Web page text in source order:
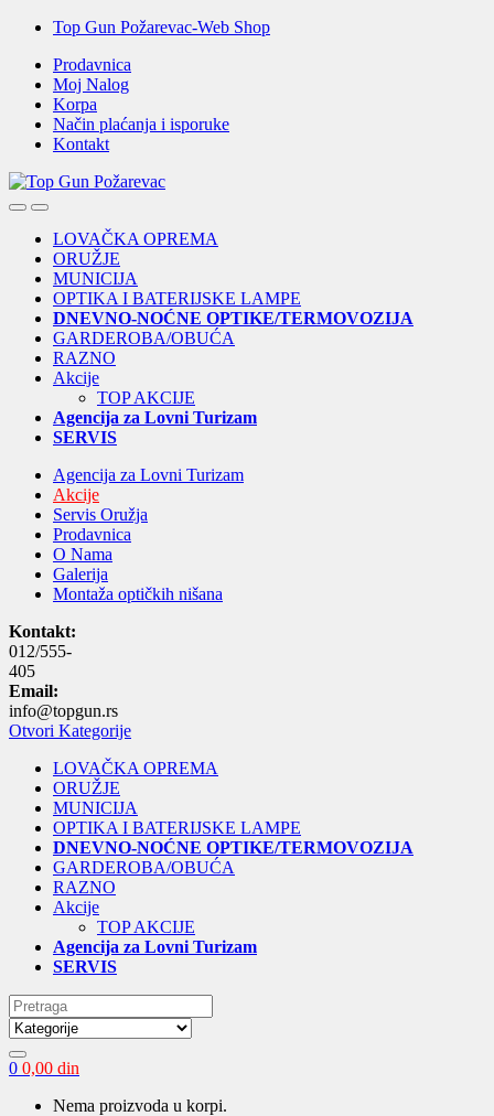
Skip
navigation
Skip
content
Top Gun Požarevac-Web Shop
Prodavnica
Moj Nalog
Korpa
Način plaćanja i isporuke
Kontakt
OpenClose
LOVAČKA OPREMA
ORUŽJE
MUNICIJA
OPTIKA I BATERIJSKE LAMPE
DNEVNO-NOĆNE OPTIKE/TERMOVOZIJA
GARDEROBA/OBUĆA
RAZNO
Akcije
TOP AKCIJE
Agencija za Lovni Turizam
SERVIS
Agencija za Lovni Turizam
Akcije
Servis Oružja
Prodavnica
O Nama
Galerija
Montaža optičkih nišana
Kontakt:
012/555-
405
Email:
info@topgun.rs
Otvori Kategorije
LOVAČKA OPREMA
ORUŽJE
MUNICIJA
OPTIKA I BATERIJSKE LAMPE
DNEVNO-NOĆNE OPTIKE/TERMOVOZIJA
GARDEROBA/OBUĆA
RAZNO
Akcije
TOP AKCIJE
Agencija za Lovni Turizam
SERVIS
Search
for:
0 0,00 din
Nema proizvoda u korpi.